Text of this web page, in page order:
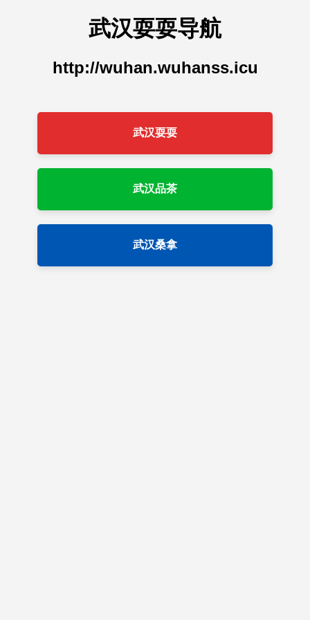
武汉耍耍导航
http://wuhan.wuhanss.icu
武汉耍耍
武汉品茶
武汉桑拿